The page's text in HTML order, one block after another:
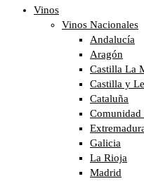
Vinos
Vinos Nacionales
Andalucía
Aragón
Castilla La
Castilla y
Cataluña
Comunidad
Galicia
La Rioja
Madrid